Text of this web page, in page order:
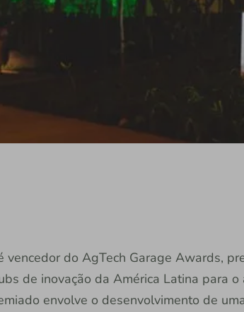
vencedor do AgTech Garage Awards,
de inovação da América Latina para
envolve o desenvolvimento de